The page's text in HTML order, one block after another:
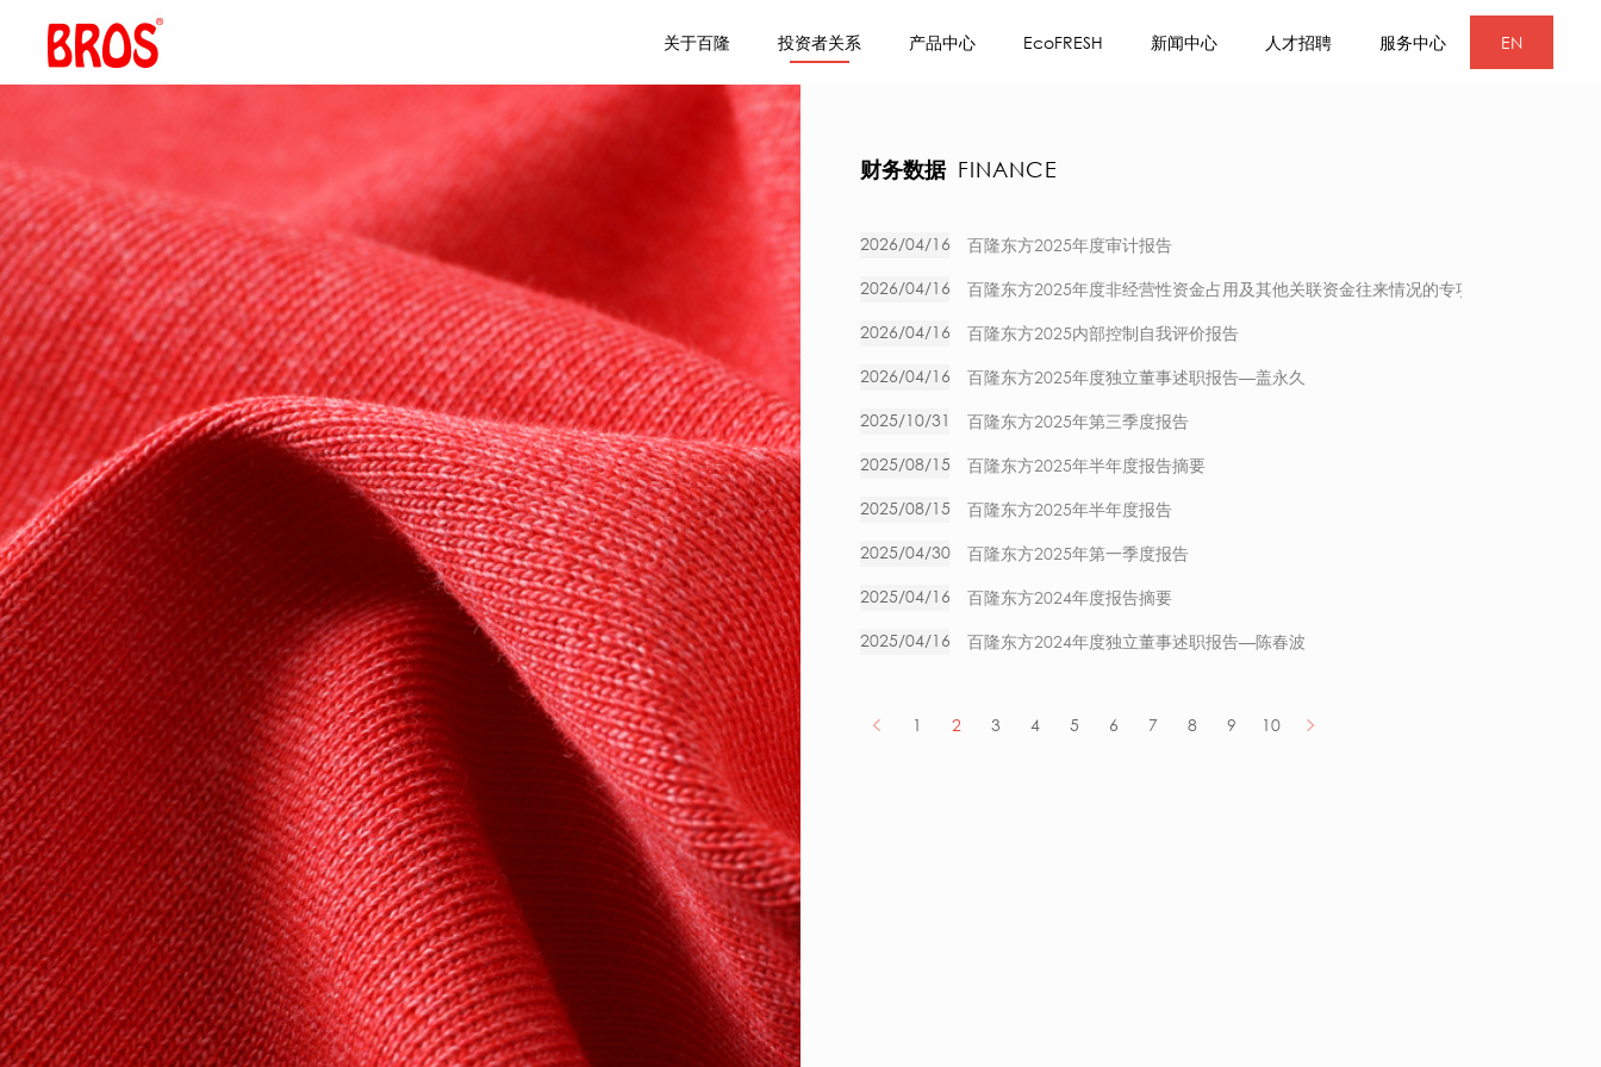
EN
关于百隆 投资者关系 产品中心 EcoFRESH 新闻中心 人才招聘 服务中心
财务数据 FINANCE
2026/04/16 百隆东方2025年度审计报告
2026/04/16 百隆东方2025年度非经营性资金占用及其他关联资金往来情况的专项审计说明
2026/04/16 百隆东方2025内部控制自我评价报告
2026/04/16 百隆东方2025年度独立董事述职报告—盖永久
2025/10/31 百隆东方2025年第三季度报告
2025/08/15 百隆东方2025年半年度报告摘要
2025/08/15 百隆东方2025年半年度报告
2025/04/30 百隆东方2025年第一季度报告
2025/04/16 百隆东方2024年度报告摘要
2025/04/16 百隆东方2024年度独立董事述职报告—陈春波
1 2 3 4 5 6 7 8 9 10